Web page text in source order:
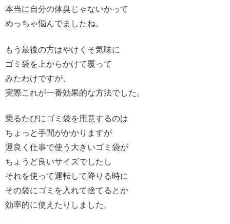
本当に自分の体臭じゃないかって
めっちゃ悩んでましたね。
もう最後の方はやけくそ気味に
ゴミ袋を上からかけて覆って
みたわけですが、
実際これが一番効果的な方法でした。
乗るたびにゴミ袋を用意するのは
ちょっと手間がかかりますが
運良く仕事で使う大きいゴミ袋が
ちょうど良いサイズでしたし
それを使って運転して降りる時に
その袋にゴミを入れて捨てるとか
効率的に使えたりしました。